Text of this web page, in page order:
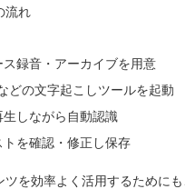
流れ
ス録音・アーカイブを用意
どの文字起こしツールを起動
生しながら自動認識
トを確認・修正し保存
ツを効率よく活用するために